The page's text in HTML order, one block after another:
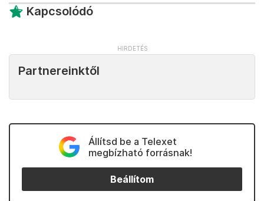
Kapcsolódó
Partnereinktől
Állítsd be a Telexet
megbízható forrásnak!
Beállítom